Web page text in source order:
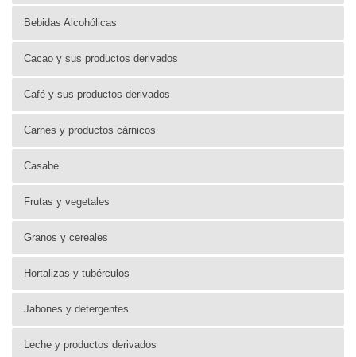
Bebidas Alcohólicas
Cacao y sus productos derivados
Café y sus productos derivados
Carnes y productos cárnicos
Casabe
Frutas y vegetales
Granos y cereales
Hortalizas y tubérculos
Jabones y detergentes
Leche y productos derivados